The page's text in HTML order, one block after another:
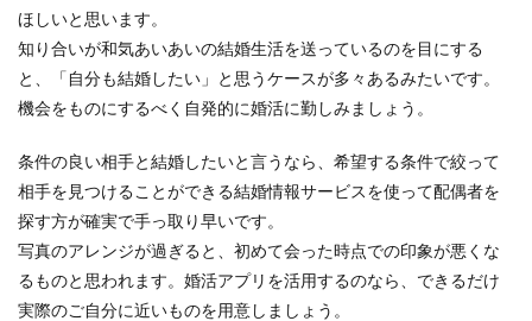
ほしいと思います。
知り合いが和気あいあいの結婚生活を送っているのを目にする
と、「自分も結婚したい」と思うケースが多々あるみたいです。
機会をものにするべく自発的に婚活に勤しみましょう。
条件の良い相手と結婚したいと言うなら、希望する条件で絞って
相手を見つけることができる結婚情報サービスを使って配偶者を
探す方が確実で手っ取り早いです。
写真のアレンジが過ぎると、初めて会った時点での印象が悪くな
るものと思われます。婚活アプリを活用するのなら、できるだけ
実際のご自分に近いものを用意しましょう。